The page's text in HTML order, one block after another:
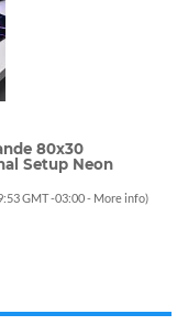
80x30
Setup Neon
GMT -03:00 - More info)